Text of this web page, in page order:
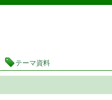
茨城県立図書館 蔵書検索・予約
テーマ資料